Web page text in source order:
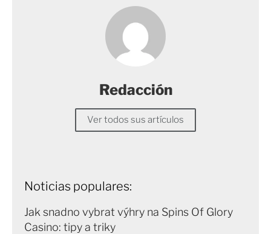
Redacción
Ver todos sus artículos
Noticias populares:
Jak snadno vybrat výhry na Spins Of Glory
Casino: tipy a triky